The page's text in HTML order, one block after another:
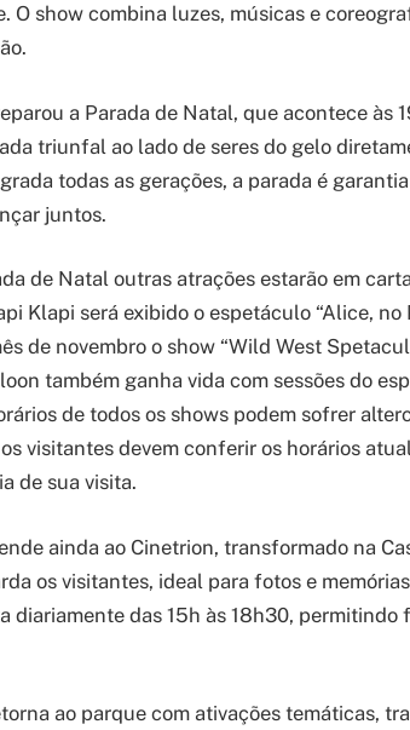
O show combina luzes, músicas e
a Parada de Natal, que acontece às
triunfal ao lado de seres do gelo
todas as gerações, a parada é
juntos.
de Natal outras atrações estarão em
Klapi será exibido o espetáculo “Alice,
de novembro o show “Wild West
também ganha vida com sessões do
de todos os shows podem sofrer
visitantes devem conferir os horários
de sua visita.
ainda ao Cinetrion, transformado na
os visitantes, ideal para fotos e
diariamente das 15h às 18h30, permitindo
ao parque com ativações temáticas,